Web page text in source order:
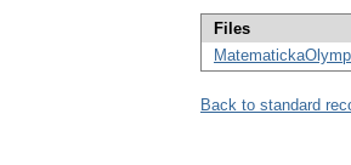
Files
Back to standard